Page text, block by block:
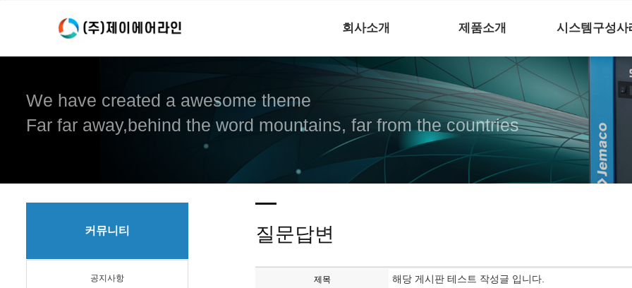
회사소개 제품소개 시스템구성사
We have created a awesome theme
Far far away,behind the word mountains, far from the countries
커뮤니티
공지사항
질문답변
제목 해당 게시판 테스트 작성글 입니다.